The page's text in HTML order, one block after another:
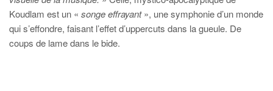
Koudlam est un « songe effrayant», une symphonie d’un monde
qui s’effondre, faisant l’effet d’uppercuts dans la gueule. De
coups de lame dans le bide.